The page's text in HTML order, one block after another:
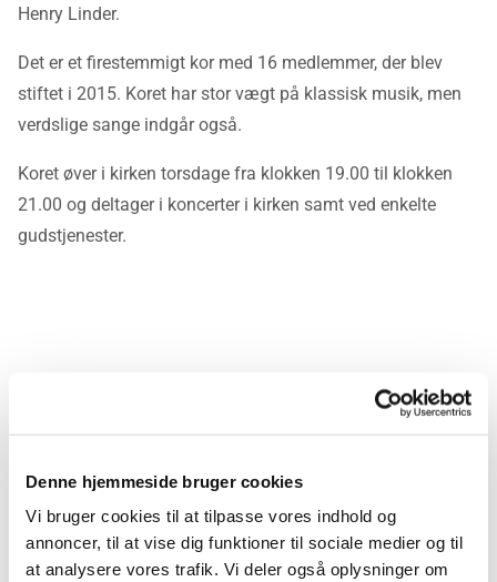
Denne hjemmeside bruger cookies
Vi bruger cookies til at tilpasse vores indhold og
annoncer, til at vise dig funktioner til sociale medier og til
at analysere vores trafik. Vi deler også oplysninger om
Henry Linder.
Det er et firestemmigt kor med 16 medlemmer, der blev
stiftet i 2015. Koret har stor vægt på klassisk musik, men
verdslige sange indgår også.
Koret øver i kirken torsdage fra klokken 19.00 til klokken
21.00 og deltager i koncerter i kirken samt ved enkelte
gudstjenester.